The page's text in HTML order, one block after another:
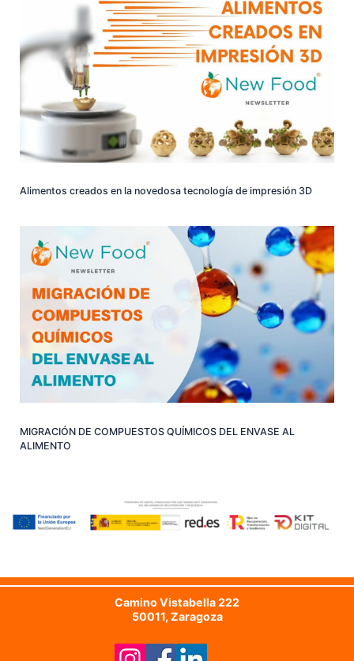
Alimentos creados en la novedosa tecnología de impresión 3D
MIGRACIÓN DE COMPUESTOS QUÍMICOS DEL ENVASE AL
ALIMENTO
Camino Vistabella 222
50011, Zaragoza